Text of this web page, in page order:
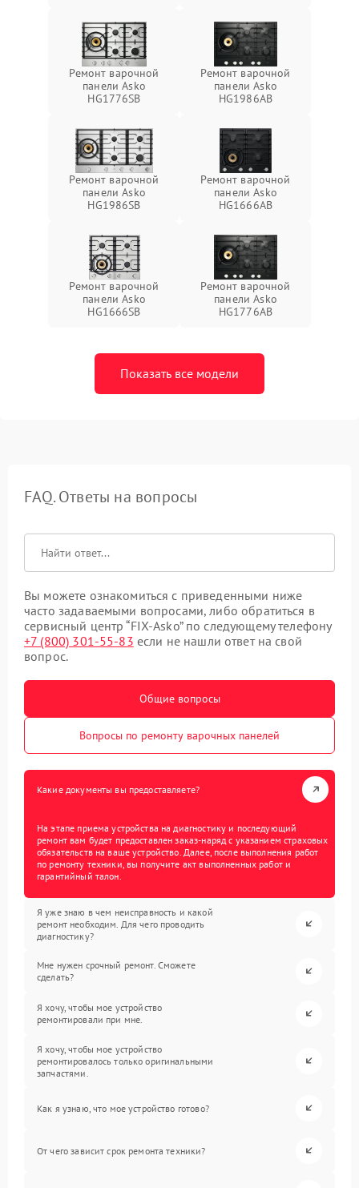
Ремонт варочной
панели Asko
HG1776SB
Ремонт варочной
панели Asko
HG1986AB
Ремонт варочной
панели Asko
HG1986SB
Ремонт варочной
панели Asko
HG1666AB
Ремонт варочной
панели Asko
HG1666SB
Ремонт варочной
панели Asko
HG1776AB
Показать все модели
FAQ. Ответы на вопросы
Вы можете ознакомиться с приведенными ниже
часто задаваемыми вопросами, либо обратиться в
сервисный центр “FIX-Asko” по следующему телефону
+7 (800) 301-55-83 если не нашли ответ на свой
вопрос.
Общие вопросы
Вопросы по ремонту варочных панелей
Какие документы вы предоставляете?
На этапе приема устройства на диагностику и последующий
ремонт вам будет предоставлен заказ-наряд с указанием страховых
обязательств на ваше устройство. Далее, после выполнения работ
по ремонту техники, вы получите акт выполненных работ и
гарантийный талон.
Я уже знаю в чем неисправность и какой
ремонт необходим. Для чего проводить
диагностику?
Мне нужен срочный ремонт. Сможете
сделать?
Я хочу, чтобы мое устройство
ремонтировали при мне.
Я хочу, чтобы мое устройство
ремонтировалось только оригинальными
запчастями.
Как я узнаю, что мое устройство готово?
От чего зависит срок ремонта техники?